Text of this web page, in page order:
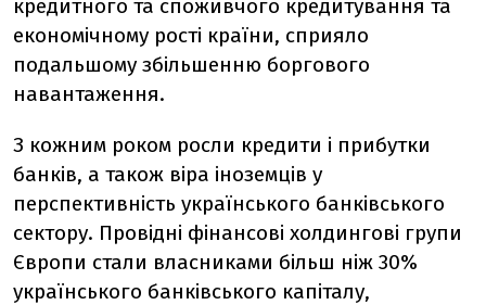
кредитного та споживчого кредитування та
економічному рості країни, сприяло
подальшому збільшенню боргового
навантаження.
З кожним роком росли кредити і прибутки
банків, а також віра іноземців у
перспективність українського банківського
сектору. Провідні фінансові холдингові групи
Європи стали власниками більш ніж 30%
українського банківського капіталу,